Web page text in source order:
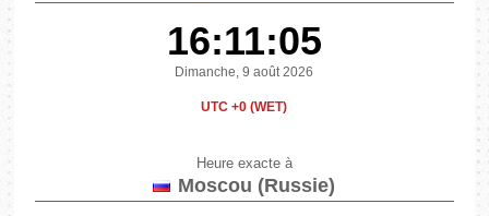
16:11:06
Dimanche, 9 août 2026
UTC +0 (WET)
Heure exacte à
Moscou (Russie)